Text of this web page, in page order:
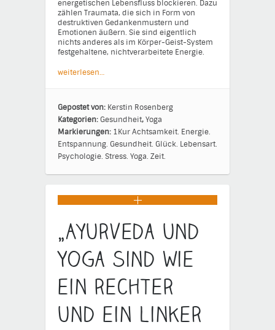
energetischen Lebensfluss blockieren. Dazu
zählen Traumata, die sich in Form von
destruktiven Gedankenmustern und
Emotionen äußern. Sie sind eigentlich
nichts anderes als im Körper-Geist-System
festgehaltene, nichtverarbeitete Energie.
weiterlesen…
Gepostet von: Kerstin Rosenberg
Kategorien: Gesundheit,Yoga
Markierungen: 1KurAchtsamkeit. Energie.
Entspannung. Gesundheit. Glück. Lebensart.
Psychologie. Stress. Yoga. Zeit.
„Ayurveda und
Yoga sind wie
ein rechter
und ein linker